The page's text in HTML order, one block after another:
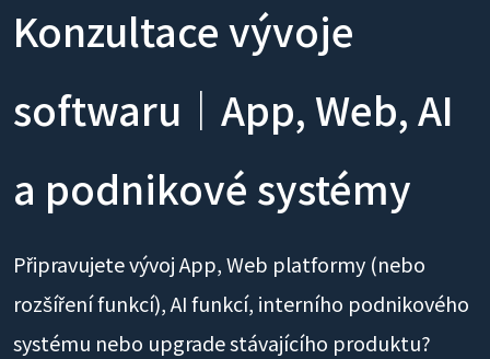
Konzultace vývoje
softwaru｜App, Web, AI
a podnikové systémy
Připravujete vývoj App, Web platformy (nebo
rozšíření funkcí), AI funkcí, interního podnikového
systému nebo upgrade stávajícího produktu?